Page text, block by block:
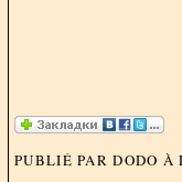
PUBLIÉ PAR DODO À